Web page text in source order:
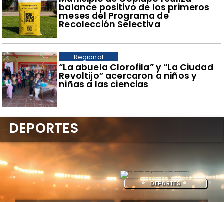
balance positivo de los primeros
meses del Programa de
Recolección Selectiva
​“La abuela Clorofila” y “La Ciudad
Revoltijo” acercaron a niños y
niñas a las ciencias
Regional
DEPORTES
DEPORTES